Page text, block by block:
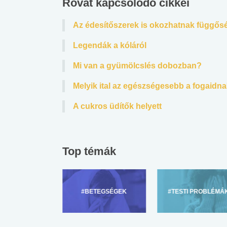
Rovat kapcsolódó cikkei
Az édesítőszerek is okozhatnak
Legendák a kóláról
Mi van a gyümölcslés dobozban?
Melyik ital az egészségesebb a
A cukros üdítők helyett
Top témák
#BETEGSÉGEK #TESTI